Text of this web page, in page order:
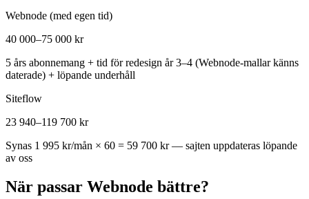
Webnode (med egen tid)
40 000–75 000 kr
5 års abonnemang + tid för redesign år 3–4 (Webnode-mallar känns
daterade) + löpande underhåll
Siteflow
23 940–119 700 kr
Synas 1 995 kr/mån × 60 = 59 700 kr — sajten uppdateras löpande
av oss
När passar Webnode bättre?